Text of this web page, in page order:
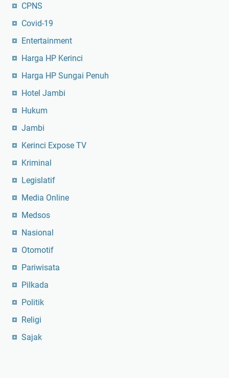
CPNS
Covid-19
Entertainment
Harga HP Kerinci
Harga HP Sungai Penuh
Hotel Jambi
Hukum
Jambi
Kerinci Expose TV
Kriminal
Legislatif
Media Online
Medsos
Nasional
Otomotif
Pariwisata
Pilkada
Politik
Religi
Sajak